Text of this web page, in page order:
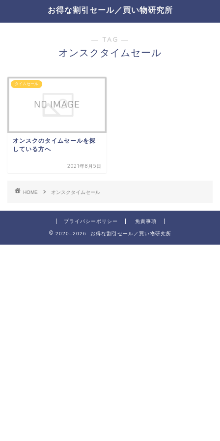
お得な割引セール／買い物研究所
― TAG ―
オンスクタイムセール
タイムセール
オンスクのタイムセールを探
している方へ
2021年8月5日
HOME オンスクタイムセール
プライバシーポリシー 免責事項
2020–2026 お得な割引セール／買い物研究所